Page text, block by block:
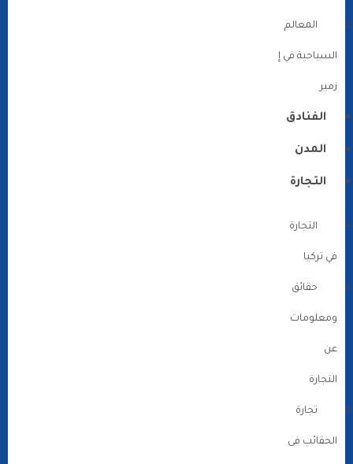
المعالم
السياحية في إ
زمير
الفنادق
المدن
التجارة
التجارة
في تركيا
حقائق
ومعلومات
عن
التجارة
تجارة
الحقائب فى